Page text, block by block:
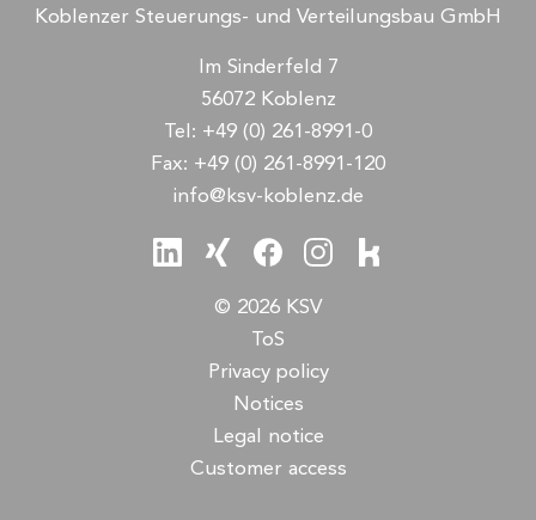
Koblenzer Steuerungs- und Verteilungsbau GmbH
Im Sinderfeld 7
56072 Koblenz
Tel: +49 (0) 261-8991-0
Fax: +49 (0) 261-8991-120
info@ksv-koblenz.de
© 2026 KSV
ToS
Privacy policy
Notices
Legal notice
Customer access